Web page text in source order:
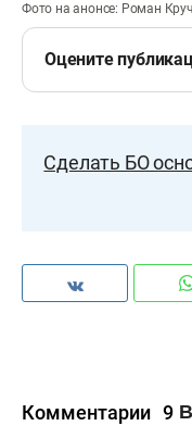
Фото на анонсе: Роман
Оцените
Сделать БО
Комментарии 9